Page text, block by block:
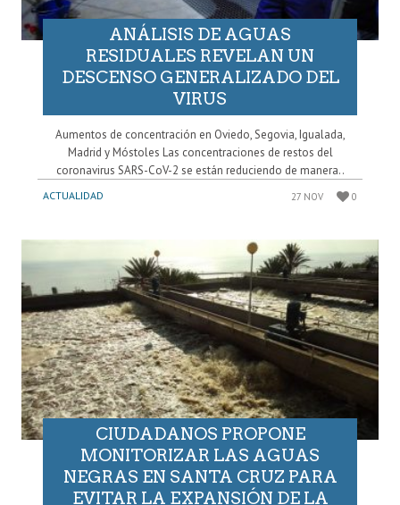
ANÁLISIS DE AGUAS
RESIDUALES REVELAN UN
DESCENSO GENERALIZADO DEL
VIRUS
Aumentos de concentración en Oviedo, Segovia, Igualada,
Madrid y Móstoles Las concentraciones de restos del
coronavirus SARS-CoV-2 se están reduciendo de manera..
ACTUALIDAD 27 NOV 0
CIUDADANOS PROPONE
MONITORIZAR LAS AGUAS
NEGRAS EN SANTA CRUZ PARA
EVITAR LA EXPANSIÓN DE LA